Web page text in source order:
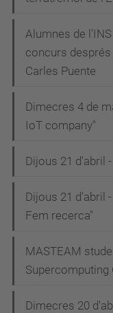
Alumnes de
concurs
Carles Puente
Dimecres 4 de
IoT company"
Dijous 21 d'abril
Dijous 21 d'abril
Fem recerca"
MASTEAM
Supercomputing
Dimecres 20